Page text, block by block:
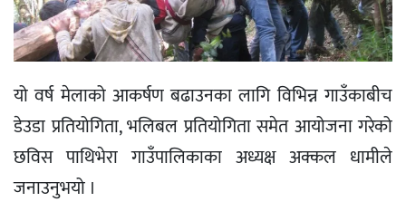
यो वर्ष मेलाको आकर्षण बढाउनका लागि विभिन्न गाउँकाबीच
डेउडा प्रतियोगिता, भलिबल प्रतियोगिता समेत आयोजना गरेको
छविस पाथिभेरा गाउँपालिकाका अध्यक्ष अक्कल धामीले
जनाउनुभयो ।